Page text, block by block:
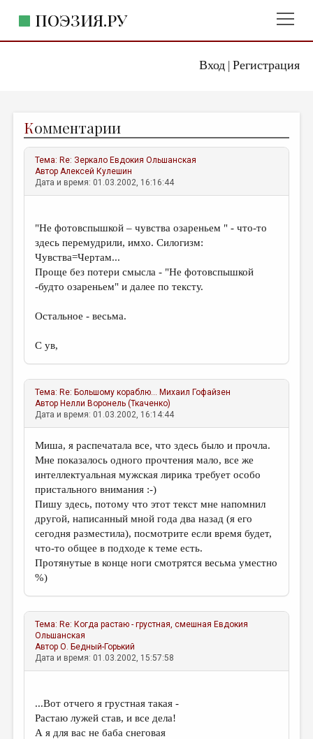
Вход| Регистрация
ПОЭЗИЯ.РУ
ЖАНРЫ
АВТОРЫ
КОММЕНТАРИИ
НОВОСТИ
ПРАВИЛА САЙТА
ОТДЕЛЫ И РУБРИКИ
ИЗБРАННОЕ
ПРОИЗВЕДЕНИЯ
ПЕРЕВОДЫ
КОНКУРСЫ
ДЕТСКАЯ КОМНАТА
КНИЖНАЯ ПОЛКА
ОБЗОР ЛИТЕРАТУРЫ
СТРАНИЦЫ ПАМЯТИ
ОБЪЯВЛЕНИЯ
КОЛОНКА РЕДАКТОРА
РЕДКОЛЛЕГИЯ
МАЛАЯ ПРОЗА
ЭССЕИСТИКА
КУЛЬТУРОВЕДЕНИЕ
ПУБЛИЦИСТИКА
Комментарии
Тема: Re: Зеркало Евдокия Ольшанская
АвторАлексей Кулешин
Дата и время: 01.03.2002, 16:16:44
"Не фотовспышкой – чувства озареньем " - что-то
здесь перемудрили, имхо. Силогизм:
Чувства=Чертам...
Проще без потери смысла - "Не фотовспышкой
-будто озареньем" и далее по тексту.
Остальное - весьма.
С ув,
Тема: Re: Большому кораблю... Михаил Гофайзен
Автор Нелли Воронель (Ткаченко)
Дата и время: 01.03.2002, 16:14:44
Миша, я распечатала все, что здесь было и прочла.
Мне показалось одного прочтения мало, все же
интеллектуальная мужская лирика требует особо
пристального внимания :-)
Пишу здесь, потому что этот текст мне напомнил
другой, написанный мной года два назад (я его
сегодня разместила), посмотрите если время будет,
что-то общее в подходе к теме есть.
Протянутые в конце ноги смотрятся весьма уместно
%)
Тема: Re: Когда растаю - грустная, смешная Евдокия
Ольшанская
АвторО. Бедный-Горький
Дата и время: 01.03.2002, 15:57:58
...Вот отчего я грустная такая -
Растаю лужей став, и все дела!
А я для вас не баба снеговая